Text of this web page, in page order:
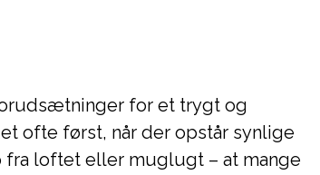
for et trygt og
ofte først, når der opstår synlige
loftet eller muglugt – at mange